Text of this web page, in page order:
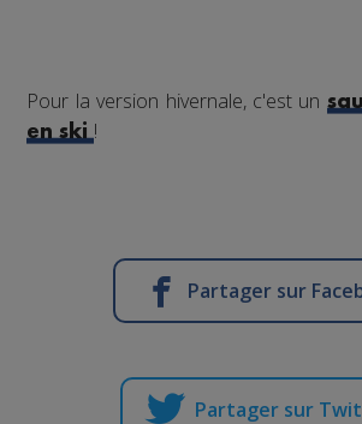
Pour la version hivernale, c'est un
en ski !
Partager sur
Partager sur